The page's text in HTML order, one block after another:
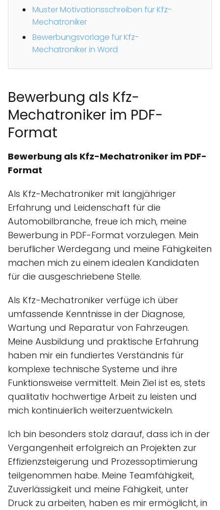
Muster Motivationsschreiben für Kfz-
Mechatroniker
Bewerbungsvorlage für Kfz-
Mechatroniker in Word
Bewerbung als Kfz-
Mechatroniker im PDF-
Format
Bewerbung als Kfz-Mechatroniker im PDF-
Format
Als Kfz-Mechatroniker mit langjähriger
Erfahrung und Leidenschaft für die
Automobilbranche, freue ich mich, meine
Bewerbung in PDF-Format vorzulegen. Mein
beruflicher Werdegang und meine Fähigkeiten
machen mich zu einem idealen Kandidaten
für die ausgeschriebene Stelle.
Als Kfz-Mechatroniker verfüge ich über
umfassende Kenntnisse in der Diagnose,
Wartung und Reparatur von Fahrzeugen.
Meine Ausbildung und praktische Erfahrung
haben mir ein fundiertes Verständnis für
komplexe technische Systeme und ihre
Funktionsweise vermittelt. Mein Ziel ist es, stets
qualitativ hochwertige Arbeit zu leisten und
mich kontinuierlich weiterzuentwickeln.
Ich bin besonders stolz darauf, dass ich in der
Vergangenheit erfolgreich an Projekten zur
Effizienzsteigerung und Prozessoptimierung
teilgenommen habe. Meine Teamfähigkeit,
Zuverlässigkeit und meine Fähigkeit, unter
Druck zu arbeiten, haben es mir ermöglicht, in